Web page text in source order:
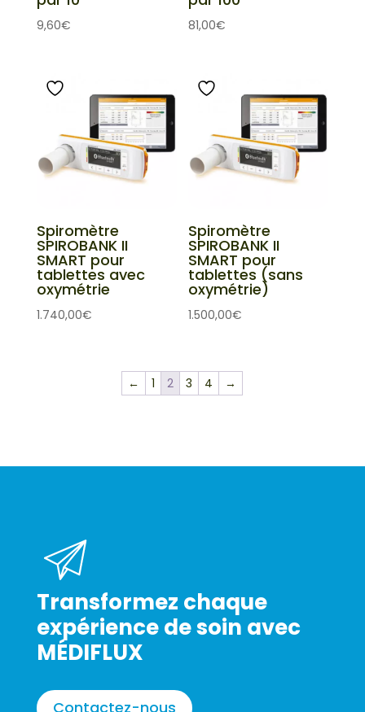
9,60€ 81,00€
Spiromètre
SPIROBANK II
SMART pour
tablettes avec
oxymétrie
1.740,00€
Spiromètre
SPIROBANK II
SMART pour
tablettes (sans
oxymétrie)
1.500,00€
← 1 2 3 4 →
Transformez chaque
expérience de soin avec
MÉDIFLUX
Contactez-nous